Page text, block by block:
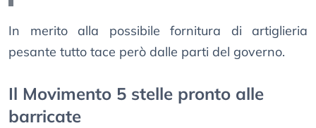
In merito alla possibile fornitura di artiglieria
pesante tutto tace però dalle parti del governo.
Il Movimento 5 stelle pronto alle
barricate